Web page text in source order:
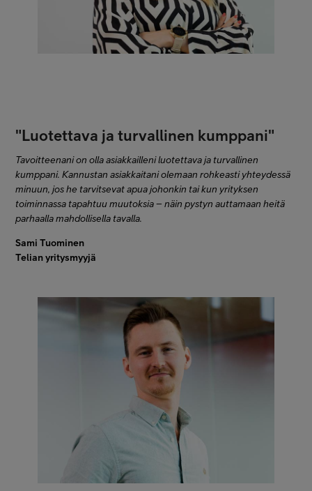
"Luotettava ja turvallinen kumppani"
Tavoitteenani on olla asiakkailleni luotettava ja turvallinen
kumppani. Kannustan asiakkaitani olemaan rohkeasti yhteydessä
minuun, jos he tarvitsevat apua johonkin tai kun yrityksen
toiminnassa tapahtuu muutoksia – näin pystyn auttamaan heitä
parhaalla mahdollisella tavalla.
Sami Tuominen
Telian yritysmyyjä